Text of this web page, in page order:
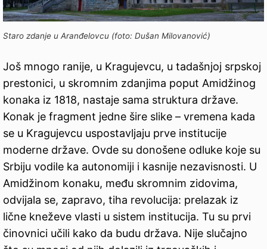
Staro zdanje u Aranđelovcu (foto: Dušan Milovanović)
Još mnogo ranije, u Kragujevcu, u tadašnjoj srpskoj
prestonici, u skromnim zdanjima poput Amidžinog
konaka iz 1818, nastaje sama struktura države.
Konak je fragment jedne šire slike – vremena kada
se u Kragujevcu uspostavljaju prve institucije
moderne države. Ovde su donošene odluke koje su
Srbiju vodile ka autonomiji i kasnije nezavisnosti. U
Amidžinom konaku, među skromnim zidovima,
odvijala se, zapravo, tiha revolucija: prelazak iz
lične kneževe vlasti u sistem institucija. Tu su prvi
činovnici učili kako da budu država. Nije slučajno